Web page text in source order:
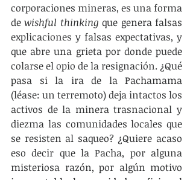
corporaciones mineras, es una forma
de wishful thinking que genera falsas
explicaciones y falsas expectativas, y
que abre una grieta por donde puede
colarse el opio de la resignación. ¿Qué
pasa si la ira de la Pachamama
(léase: un terremoto) deja intactos los
activos de la minera trasnacional y
diezma las comunidades locales que
se resisten al saqueo? ¿Quiere acaso
eso decir que la Pacha, por alguna
misteriosa razón, por algún motivo